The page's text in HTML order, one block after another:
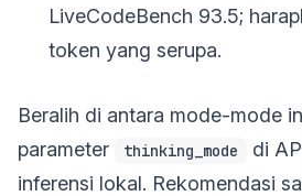
LiveCodeBench 93.5;
token yang serupa.
Beralih di antara mode-mode
parameter
thinking_mode
di
inferensi lokal. Rekomendasi